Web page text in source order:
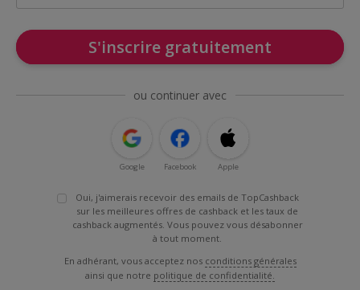
S'inscrire gratuitement
ou continuer avec
Google Facebook Apple
Oui, j'aimerais recevoir des emails de TopCashback
sur les meilleures offres de cashback et les taux de
cashback augmentés. Vous pouvez vous désabonner
à tout moment.
En adhérant, vous acceptez nos conditions générales
ainsi que notre politique de confidentialité.